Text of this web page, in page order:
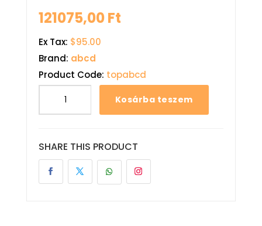
121075,00Ft
Ex Tax: $95.00
Brand: abcd
Product Code: topabcd
Kosárba teszem
SHARE THIS PRODUCT